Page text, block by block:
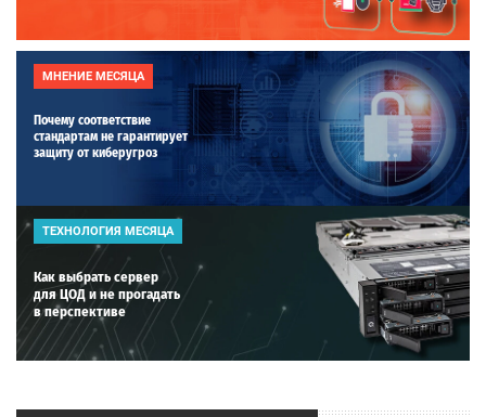
МНЕНИЕ МЕСЯЦА
Почему соответствие
стандартам не гарантирует
защиту от киберугроз
ТЕХНОЛОГИЯ МЕСЯЦА
Как выбрать сервер
для ЦОД и не прогадать
в перспективе